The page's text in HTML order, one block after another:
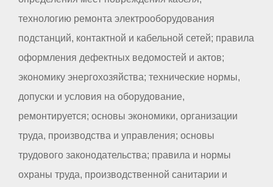
технологию ремонта электрооборудования
подстанций, контактной и кабельной сетей; правила
оформления дефектных ведомостей и актов;
экономику энергохозяйства; технические нормы,
допуски и условия на оборудование,
ремонтируется; основы экономики, организации
труда, производства и управления; основы
трудового законодательства; правила и нормы
охраны труда, производственной санитарии и